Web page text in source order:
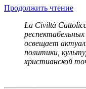
Продолжить чтение
La Civiltà
освещает
политики,
христианской